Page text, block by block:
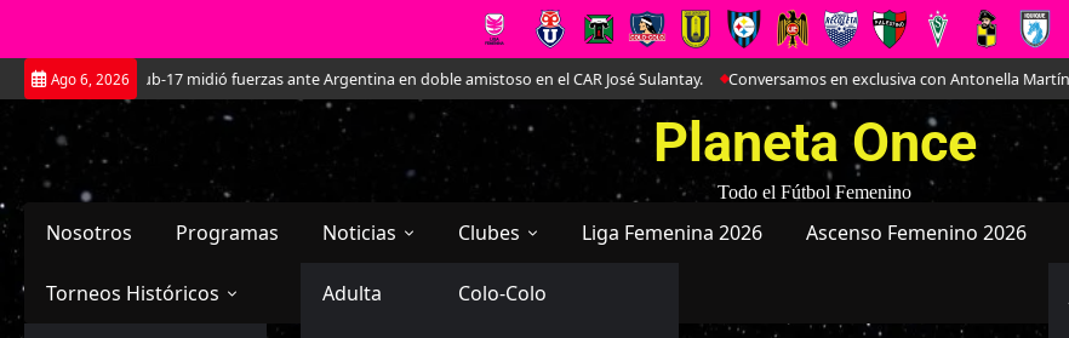
Saltar
al
contenido
Ago 6, 2026
La Roja Sub-17 midió fuerzas ante Argentina en doble amistoso en el CAR José Sulantay. Conversamos en exclusiva con Antonella Martínez: La
Planeta Once
Todo el Fútbol Femenino
Nosotros Programas Noticias
Selección Chilena
Adulta
Clubes
Primera
Colo-Colo
Liga Femenina 2026 Ascenso Femenino 2026
Torneos Históricos